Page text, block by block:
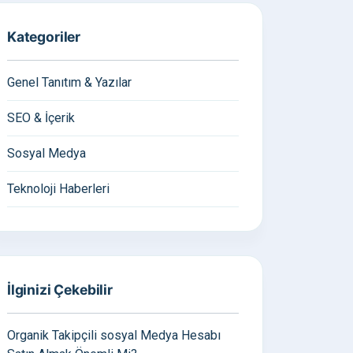
Kategoriler
Genel Tanıtım & Yazılar
SEO & İçerik
Sosyal Medya
Teknoloji Haberleri
İlginizi Çekebilir
Organik Takipçili sosyal Medya Hesabı